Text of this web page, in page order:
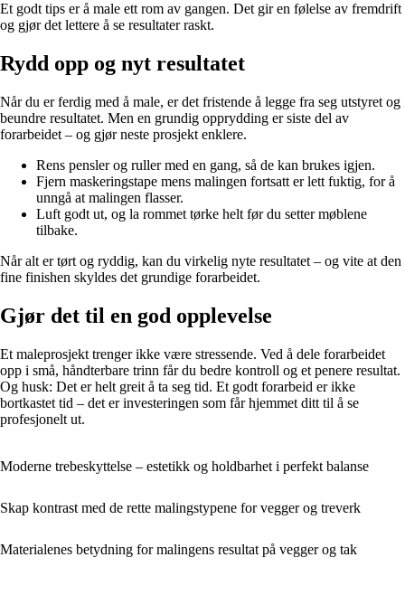
Et godt tips er å male ett rom av gangen. Det gir en følelse av fremdrift
og gjør det lettere å se resultater raskt.
Rydd opp og nyt resultatet
Når du er ferdig med å male, er det fristende å legge fra seg utstyret og
beundre resultatet. Men en grundig opprydding er siste del av
forarbeidet – og gjør neste prosjekt enklere.
Rens pensler og ruller med en gang, så de kan brukes igjen.
Fjern maskeringstape mens malingen fortsatt er lett fuktig, for å
unngå at malingen flasser.
Luft godt ut, og la rommet tørke helt før du setter møblene
tilbake.
Når alt er tørt og ryddig, kan du virkelig nyte resultatet – og vite at den
fine finishen skyldes det grundige forarbeidet.
Gjør det til en god opplevelse
Et maleprosjekt trenger ikke være stressende. Ved å dele forarbeidet
opp i små, håndterbare trinn får du bedre kontroll og et penere resultat.
Og husk: Det er helt greit å ta seg tid. Et godt forarbeid er ikke
bortkastet tid – det er investeringen som får hjemmet ditt til å se
profesjonelt ut.
Moderne trebeskyttelse – estetikk og holdbarhet i perfekt balanse
Skap kontrast med de rette malingstypene for vegger og treverk
Materialenes betydning for malingens resultat på vegger og tak